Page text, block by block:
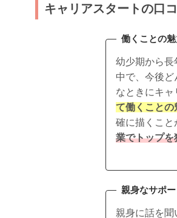
キャリアスタートの口
働くことの
幼少期から長
中で、今後
なときにキャ
て働くことの
確に描くこと
業でトップを
親身なサポー
親身に話を聞